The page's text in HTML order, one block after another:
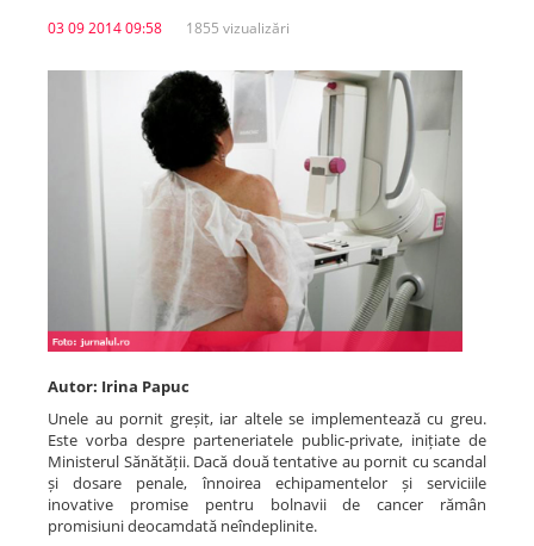
Centrul PAS
Școala E-Sănătate
03 09 2014 09:58 1855 vizualizări
Autor: Irina Papuc
Unele au pornit greșit, iar altele se implementează cu greu.
Este vorba despre parteneriatele public-private, inițiate de
Ministerul Sănătății. Dacă două tentative au pornit cu scandal
și dosare penale, înnoirea echipamentelor și serviciile
inovative promise pentru bolnavii de cancer rămân
promisiuni deocamdată neîndeplinite.